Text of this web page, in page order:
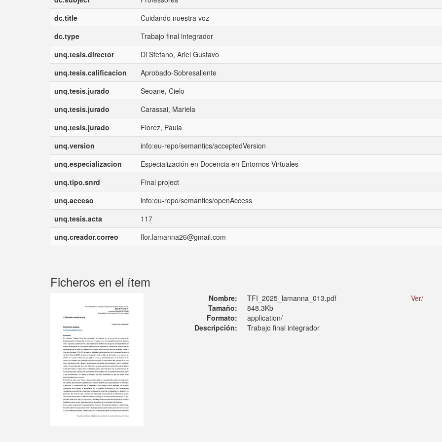
dc.title
Cuidando nuestra voz
dc.type
Trabajo final integrador
unq.tesis.director
Di Stefano, Ariel Gustavo
unq.tesis.calificacion
Aprobado-Sobresaliente
unq.tesis.jurado
Seoane, Cielo
unq.tesis.jurado
Carassai, Mariela
unq.tesis.jurado
Florez, Paula
unq.version
info:eu-repo/semantics/acceptedVersion
unq.especializacion
Especialización en Docencia en Entornos Virtuales
unq.tipo.snrd
Final project
unq.acceso
info:eu-repo/semantics/openAccess
unq.tesis.acta
117
unq.creador.correo
flor.lamanna26@gmail.com
Ficheros en el ítem
Nombre:
TFI_2025_lamanna_013.pdf
Tamaño:
848.3Kb
Formato:
application/
Descripción:
Trabajo final integrador
Ver/